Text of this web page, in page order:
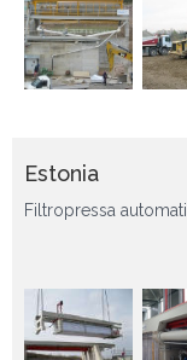
Estonia
Filtropressa